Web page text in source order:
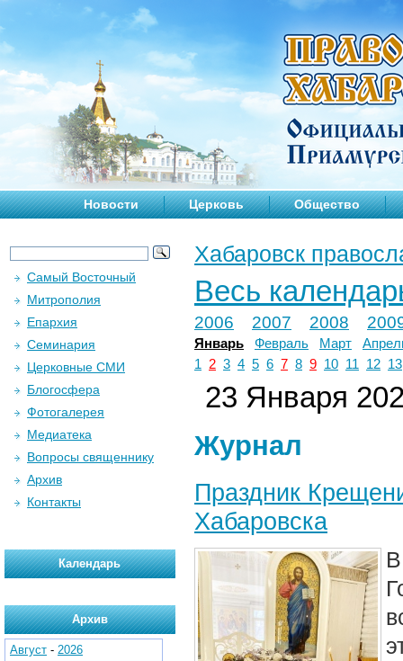
Новости Церковь Общество
Хабаровск
Весь
2006 2007 2008
Январь Февраль Март
1
2 3 4 5 6 7 8 9 10 11 12 13
23 Января
Журнал
Праздник
Хабаровска
Самый Восточный
Митрополия
Епархия
Семинария
Церковные СМИ
Блогосфера
Фотогалерея
Медиатека
Вопросы священнику
Архив
Контакты
Календарь
Архив
Август - 2026